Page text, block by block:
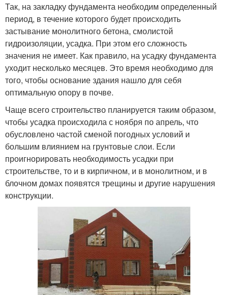
Так, на закладку фундамента необходим определенный
период, в течение которого будет происходить
застывание монолитного бетона, смолистой
гидроизоляции, усадка. При этом его сложность
значения не имеет. Как правило, на усадку фундамента
уходит несколько месяцев. Это время необходимо для
того, чтобы основание здания нашло для себя
оптимальную опору в почве.
Чаще всего строительство планируется таким образом,
чтобы усадка происходила с ноября по апрель, что
обусловлено частой сменой погодных условий и
большим влиянием на грунтовые слои. Если
проигнорировать необходимость усадки при
строительстве, то и в кирпичном, и в монолитном, и в
блочном домах появятся трещины и другие нарушения
конструкции.